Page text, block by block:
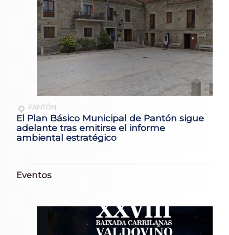
PANTÓN
El Plan Básico Municipal de Pantón sigue
adelante tras emitirse el informe
ambiental estratégico
Eventos